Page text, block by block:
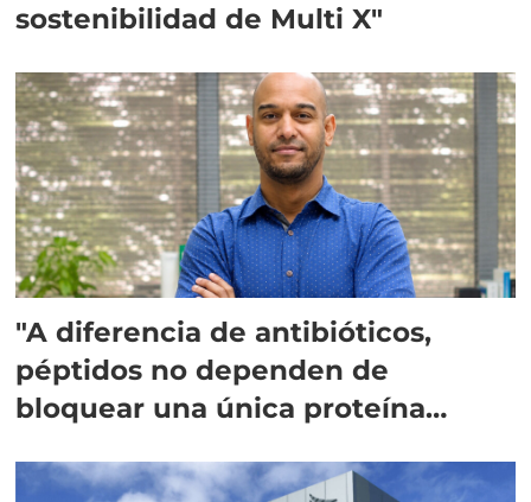
sostenibilidad de Multi X"
"A diferencia de antibióticos,
péptidos no dependen de
bloquear una única proteína